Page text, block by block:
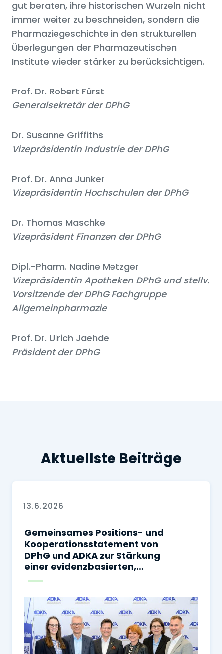
gut beraten, ihre historischen Wurzeln nicht
immer weiter zu beschneiden, sondern die
Pharmaziegeschichte in den strukturellen
Überlegungen der Pharmazeutischen
Institute wieder stärker zu berücksichtigen.
Prof. Dr. Robert Fürst
Generalsekretär der DPhG
Dr. Susanne Griffiths
Vizepräsidentin Industrie der DPhG
Prof. Dr. Anna Junker
Vizepräsidentin Hochschulen der DPhG
Dr. Thomas Maschke
Vizepräsident Finanzen der DPhG
Dipl.-Pharm. Nadine Metzger
Vizepräsidentin Apotheken DPhG und stellv.
Vorsitzende der DPhG Fachgruppe
Allgemeinpharmazie
Prof. Dr. Ulrich Jaehde
Präsident der DPhG
Aktuellste Beiträge
13.6.2026
Gemeinsames Positions- und
Kooperationsstatement von
DPhG und ADKA zur Stärkung
einer evidenzbasierten,
sicheren und
Arzneimitteltherapie